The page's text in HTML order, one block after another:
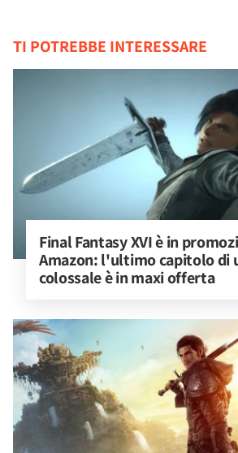
TI POTREBBE INTERESSARE
Final Fantasy XVI è in
Amazon: l'ultimo capitolo di
colossale è in maxi offerta